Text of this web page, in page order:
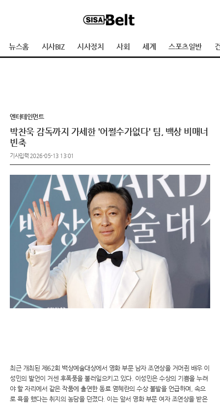
뉴스홈 시사BIZ 시사정치 사회 세계 스포츠일반
엔터테인먼트
박찬욱 감독까지 가세한 '어쩔수가없다' 팀, 백상 비매너
빈축
기사입력 2026-05-13 13:01
최근 개최된 제62회 백상예술대상에서 영화 부문 남자 조연상을 거머쥔 배우 이
성민의 발언이 거센 후폭풍을 불러일으키고 있다. 이성민은 수상의 기쁨을 누려
야 할 자리에서 같은 작품에 출연한 동료 염혜란의 수상 불발을 언급하며, 속으
로 욕을 했다는 취지의 농담을 던졌다. 이는 앞서 영화 부문 여자 조연상을 받은